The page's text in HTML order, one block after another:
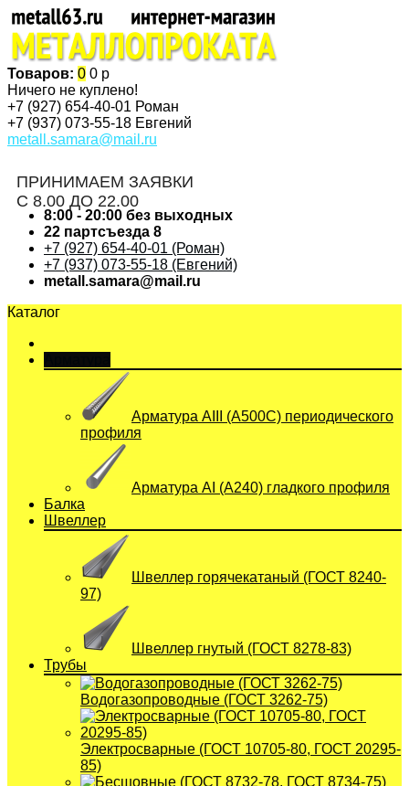
Товаров: 0 0 р
Ничего не куплено!
+7 (927) 654-40-01 Роман
+7 (937) 073-55-18 Евгений
metall.samara@mail.ru
ПРИНИМАЕМ ЗАЯВКИ
С 8.00 ДО 22.00
8:00 - 20:00 без выходных
22 партсъезда 8
+7 (927) 654-40-01 (Роман)
+7 (937) 073-55-18 (Евгений)
metall.samara@mail.ru
Каталог
Арматура АIII (А500С) периодического
профиля
Арматура АI (A240) гладкого профиля
Балка
Швеллер
Швеллер горячекатаный (ГОСТ 8240-
97)
Швеллер гнутый (ГОСТ 8278-83)
Трубы
Водогазопроводные (ГОСТ 3262-75)
Электросварные (ГОСТ 10705-80, ГОСТ 20295-
85)